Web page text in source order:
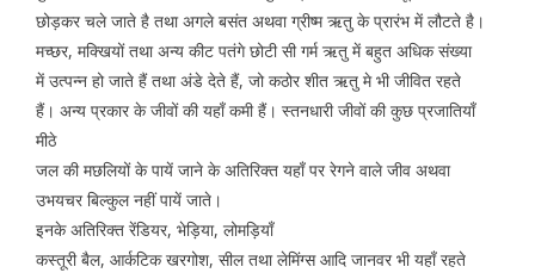
छोड़कर चले जाते है तथा अगले बसंत अथवा ग्रीष्म ऋतु के प्रारंभ में लौटते है।
मच्छर, मक्खियों तथा अन्य कीट पतंगे छोटी सी गर्म ऋतु में बहुत अधिक संख्या
में उत्पन्न हो जाते हैं तथा अंडे देते हैं, जो कठोर शीत ऋतु मे भी जीवित रहते
हैं। अन्य प्रकार के जीवों की यहाँ कमी हैं। स्तनधारी जीवों की कुछ प्रजातियाँ
मीठे
जल की मछलियों के पायें जाने के अतिरिक्त यहाँ पर रेगने वाले जीव अथवा
उभयचर बिल्कुल नहीं पायें जाते।
इनके अतिरिक्त रेंडियर, भेड़िया, लोमड़ियाँ
कस्तूरी बैल, आर्कटिक खरगोश, सील तथा लेमिंग्स आदि जानवर भी यहाँ रहते